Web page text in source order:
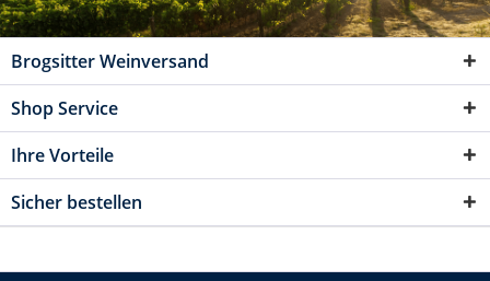
Brogsitter Weinversand
Shop Service
Ihre Vorteile
Sicher bestellen